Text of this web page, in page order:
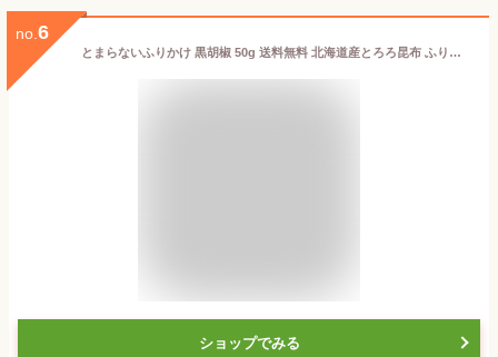
no. 6
とまらないふりかけ 黒胡椒 50g 送料無料 北海道産とろろ昆布 ふりかけ ごはんのお供 おにぎり ご当地 お土産 ギフト プレゼント 贈り物 ギフト
ショップでみる